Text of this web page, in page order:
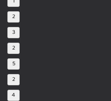
2
3
2
5
2
4